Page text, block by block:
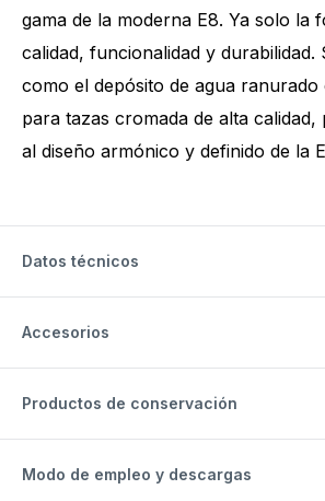
gama de la moderna E8. Ya solo la
calidad, funcionalidad y durabilidad.
como el depósito de agua
para tazas cromada de alta calidad,
al diseño armónico y definido de la
Datos técnicos
Accesorios
Productos de conservación
Modo de empleo y descargas